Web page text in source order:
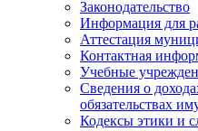
Законодательство
Информация для
Аттестация
Контактная
Учебные
Сведения о
обязательствах
Кодексы этики и